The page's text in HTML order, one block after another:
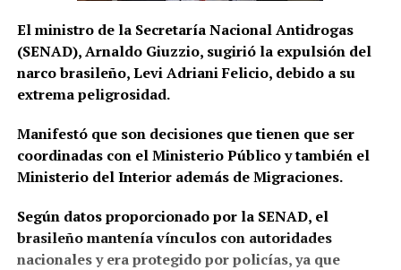
El ministro de la Secretaría Nacional Antidrogas
(SENAD), Arnaldo Giuzzio, sugirió la expulsión del
narco brasileño, Levi Adriani Felicio, debido a su
extrema peligrosidad.
Manifestó que son decisiones que tienen que ser
coordinadas con el Ministerio Público y también el
Ministerio del Interior además de Migraciones.
Según datos proporcionado por la SENAD, el
brasileño mantenía vínculos con autoridades
nacionales y era protegido por policías, ya que